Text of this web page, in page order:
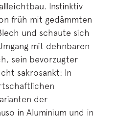
Instinktiv
früh mit gedämmten
und schaute sich
mit dehnbaren
sein bevorzugter
sakrosankt: In
der
in Aluminium und in